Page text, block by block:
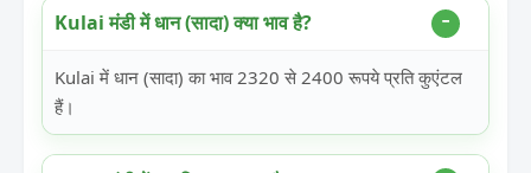
Kulai मंडी में धान (सादा) क्या भाव है?
Kulai में धान (सादा) का भाव 2320 से 2400 रूपये प्रति कुएंटल
हैं।